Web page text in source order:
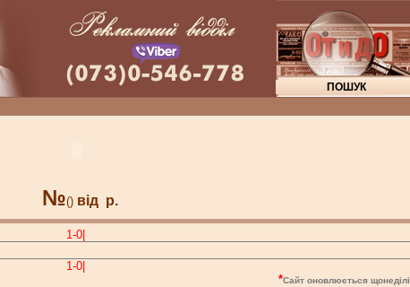
№() від р.
1-0|
1-0|
*Сайт оновлюється щонеділі.